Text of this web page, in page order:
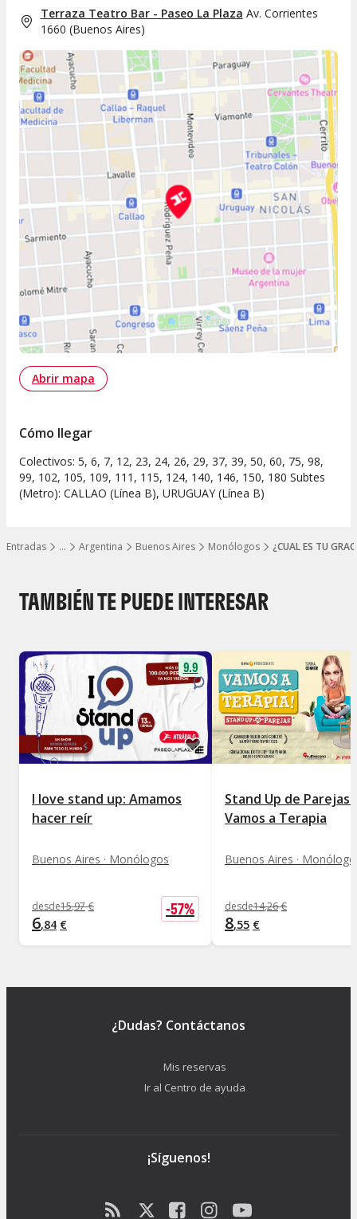
…
Mostrar todos los niveles
Entradas Argentina Buenos Aires Monólogos ¿CUAL ES TU
Terraza Teatro Bar - Paseo La Plaza Av. Corrientes
1660 (Buenos Aires)
Abrir mapa
Cómo llegar
Colectivos: 5, 6, 7, 12, 23, 24, 26, 29, 37, 39, 50, 60, 75, 98,
99, 102, 105, 109, 111, 115, 124, 140, 146, 150, 180 Subtes
(Metro): CALLAO (Línea B), URUGUAY (Línea B)
TAMBIÉN TE PUEDE INTERESAR
9.9
I love stand up: Amamos
hacer reír
Buenos Aires · Monólogos
desde15,97 €
6,84 €
-57%
Stand Up de Parejas -
Vamos a Terapia
Buenos Aires ·
desde14,26 €
8,55 €
¿Dudas? Contáctanos
Mis reservas
Ir al Centro de ayuda
¡Síguenos!